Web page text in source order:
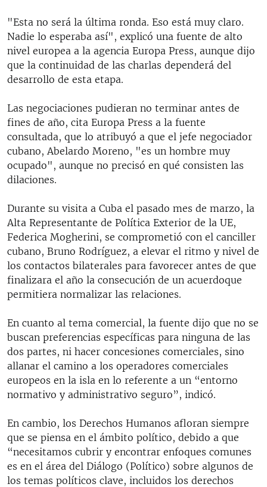
"Esta no será la última ronda. Eso está muy claro.
Nadie lo esperaba así", explicó una fuente de alto
nivel europea a la agencia Europa Press, aunque dijo
que la continuidad de las charlas dependerá del
desarrollo de esta etapa.
Las negociaciones pudieran no terminar antes de
fines de año, cita Europa Press a la fuente
consultada, que lo atribuyó a que el jefe negociador
cubano, Abelardo Moreno, "es un hombre muy
ocupado", aunque no precisó en qué consisten las
dilaciones.
Durante su visita a Cuba el pasado mes de marzo, la
Alta Representante de Política Exterior de la UE,
Federica Mogherini, se comprometió con el canciller
cubano, Bruno Rodríguez, a elevar el ritmo y nivel de
los contactos bilaterales para favorecer antes de que
finalizara el año la consecución de un acuerdoque
permitiera normalizar las relaciones.
En cuanto al tema comercial, la fuente dijo que no se
buscan preferencias específicas para ninguna de las
dos partes, ni hacer concesiones comerciales, sino
allanar el camino a los operadores comerciales
europeos en la isla en lo referente a un “entorno
normativo y administrativo seguro”, indicó.
En cambio, los Derechos Humanos afloran siempre
que se piensa en el ámbito político, debido a que
“necesitamos cubrir y encontrar enfoques comunes
es en el área del Diálogo (Político) sobre algunos de
los temas políticos clave, incluidos los derechos